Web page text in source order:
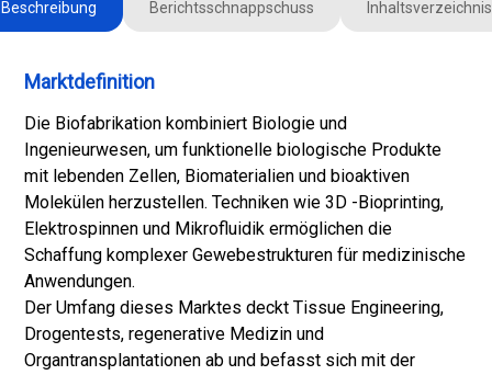
Beschreibung Berichtsschnappschuss Inhaltsverzeichnis
Marktdefinition
Die Biofabrikation kombiniert Biologie und
Ingenieurwesen, um funktionelle biologische Produkte
mit lebenden Zellen, Biomaterialien und bioaktiven
Molekülen herzustellen. Techniken wie 3D -Bioprinting,
Elektrospinnen und Mikrofluidik ermöglichen die
Schaffung komplexer Gewebestrukturen für medizinische
Anwendungen.
Der Umfang dieses Marktes deckt Tissue Engineering,
Drogentests, regenerative Medizin und
Organtransplantationen ab und befasst sich mit der